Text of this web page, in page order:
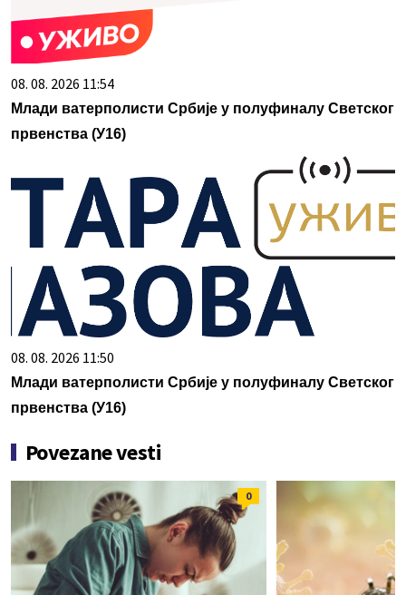
08. 08. 2026 11:54
Млади ватерполисти Србије у полуфиналу Светског
првенства (У16)
08. 08. 2026 11:50
Млади ватерполисти Србије у полуфиналу Светског
првенства (У16)
Povezane vesti
0